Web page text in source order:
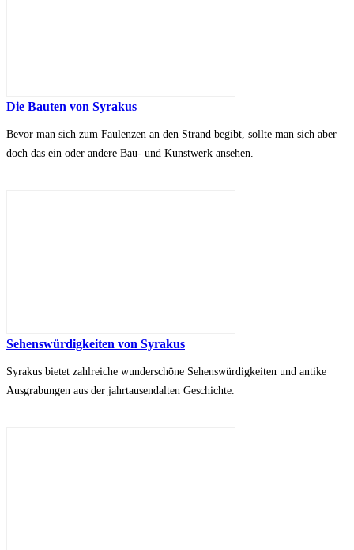
Die Bauten von Syrakus
Bevor man sich zum Faulenzen an den Strand begibt, sollte man sich aber
doch das ein oder andere Bau- und Kunstwerk ansehen.
Sehenswürdigkeiten von Syrakus
Syrakus bietet zahlreiche wunderschöne Sehenswürdigkeiten und antike
Ausgrabungen aus der jahrtausendalten Geschichte.